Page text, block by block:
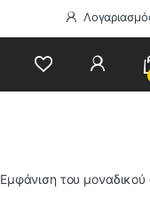
Εμφάνιση του